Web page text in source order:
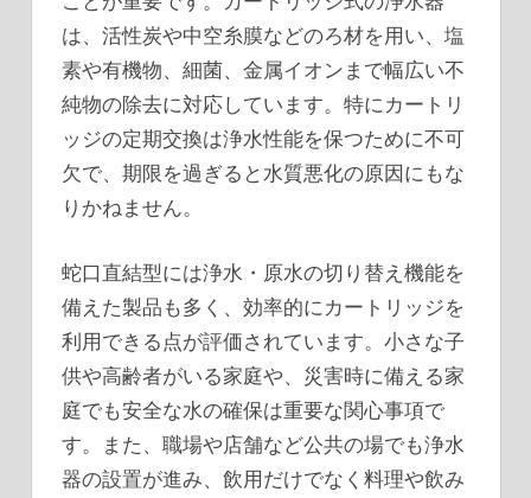
は、活性炭や中空糸膜などのろ材を用い、塩
素や有機物、細菌、金属イオンまで幅広い不
純物の除去に対応しています。特にカートリ
ッジの定期交換は浄水性能を保つために不可
欠で、期限を過ぎると水質悪化の原因にもな
りかねません。
蛇口直結型には浄水・原水の切り替え機能を
備えた製品も多く、効率的にカートリッジを
利用できる点が評価されています。小さな子
供や高齢者がいる家庭や、災害時に備える家
庭でも安全な水の確保は重要な関心事項で
す。また、職場や店舗など公共の場でも浄水
器の設置が進み、飲用だけでなく料理や飲み